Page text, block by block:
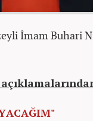
İmam Buhari